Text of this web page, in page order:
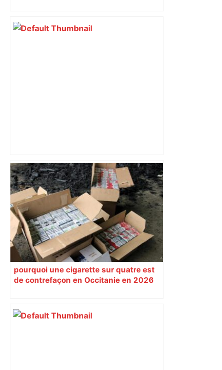
Direct. Top 14 – Montpellier – Stade
français : qui pour rejoindre l'ogre
toulousain en finale ? Suivez la demi-
finale – Rugbyrama
pourquoi une cigarette sur quatre est
de contrefaçon en Occitanie en 2026